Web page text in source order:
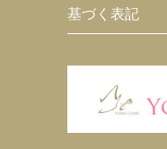
基づく表記